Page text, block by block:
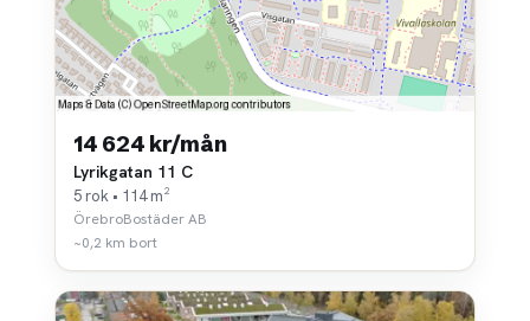
14 624 kr/mån
Lyrikgatan 11 C
5 rok • 114 m²
ÖrebroBostäder AB
~0,2 km bort